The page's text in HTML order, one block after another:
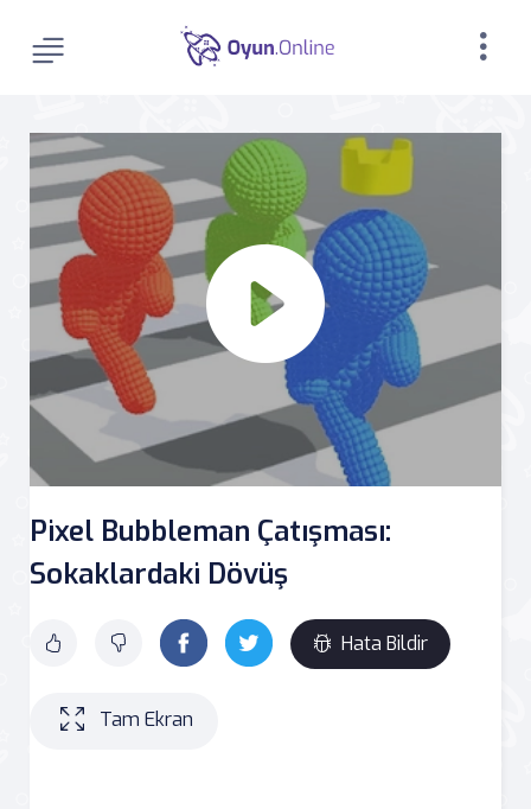
Pixel Bubbleman Çatışması:
Sokaklardaki Dövüş
Hata Bildir
Tam Ekran